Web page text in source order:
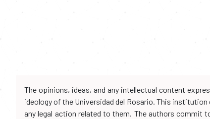
The opinions, ideas, and any intellectual content
ideology of the Universidad del Rosario. This
any legal action related to them. The authors commit